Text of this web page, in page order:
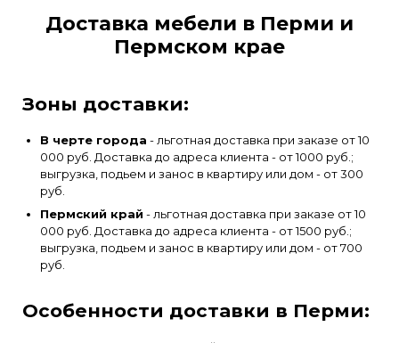
Доставка мебели в Перми и
Пермском крае
Зоны доставки:
В черте города - льготная доставка при заказе от 10
000 руб. Доставка до адреса клиента - от 1000 руб.;
выгрузка, подьем и занос в квартиру или дом - от 300
руб.
Пермский край - льготная доставка при заказе от 10
000 руб. Доставка до адреса клиента - от 1500 руб.;
выгрузка, подьем и занос в квартиру или дом - от 700
руб.
Особенности доставки в Перми: